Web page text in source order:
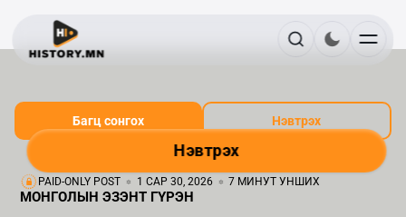
Нэвтрэх
Багц сонгох Нэвтрэх
PAID-ONLY POST 1 САР 30, 2026 7 МИНУТ УНШИХ
МОНГОЛЫН ЭЗЭНТ ГҮРЭН